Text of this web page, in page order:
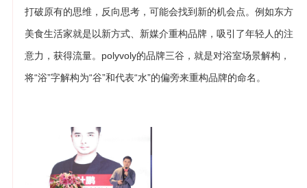
打破原有的思维，反向思考，可能会找到新的机会点。例如东方
美食生活家就是以新方式、新媒介重构品牌，吸引了年轻人的注
意力，获得流量。polyvoly的品牌三谷，就是对浴室场景解构，
将“浴”字解构为“谷”和代表“水”的偏旁来重构品牌的命名。